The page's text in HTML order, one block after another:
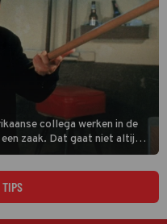
collega werken in de
zaak. Dat gaat niet altijd
TIPS